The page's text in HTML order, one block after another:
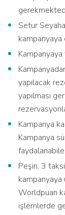
Setur
kampanyaya
yapılacak
yapılması
Kampanya
Kampanya
Peşin, 3
kampanyaya
Worldpuan
işlemlerde